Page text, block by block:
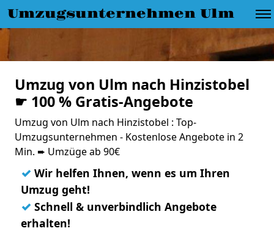
Umzugsunternehmen Ulm
Umzug von Ulm nach Hinzistobel
☛ 100 % Gratis-Angebote
Umzug von Ulm nach Hinzistobel : Top-
Umzugsunternehmen - Kostenlose Angebote in 2
Min. ➨ Umzüge ab 90€
✓ Wir helfen Ihnen, wenn es um Ihren
Umzug geht!
✓ Schnell & unverbindlich Angebote
erhalten!